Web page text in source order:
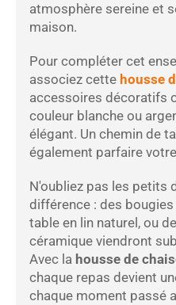
atmosphère sereine et
maison.
Pour compléter cet
associez cette housse
accessoires décoratifs
couleur blanche ou
élégant. Un chemin de
également parfaire
N'oubliez pas les petits
différence : des
table en lin naturel, ou
céramique viendront
Avec la housse de
chaque repas devient
chaque moment passé